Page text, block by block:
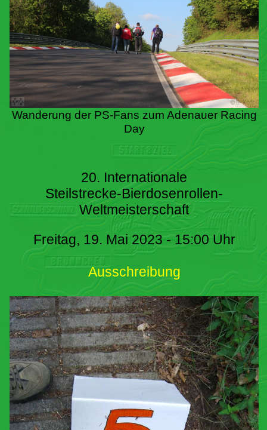
Wanderung der PS-Fans zum Adenauer Racing
Day
20. Internationale
Steilstrecke-Bierdosenrollen-
Weltmeisterschaft
Freitag, 19. Mai 2023 - 15:00 Uhr
Ausschreibung